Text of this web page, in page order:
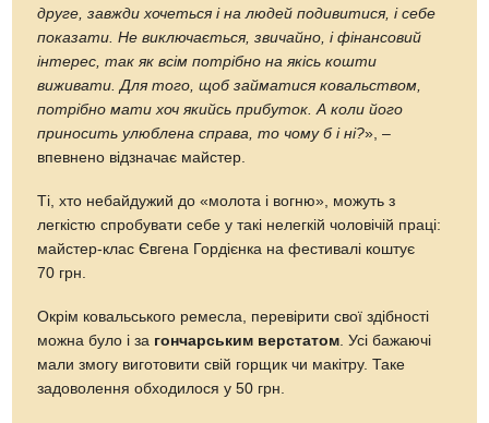
друге, завжди хочеться і на людей подивитися, і себе
показати. Не виключається, звичайно, і фінансовий
інтерес, так як всім потрібно на якісь кошти
виживати. Для того, щоб займатися ковальством,
потрібно мати хоч якийсь прибуток. А коли його
приносить улюблена справа, то чому б і ні?», –
впевнено відзначає майстер.
Ті, хто небайдужий до «молота і вогню», можуть з
легкістю спробувати себе у такі нелегкій чоловічій праці:
майстер-клас Євгена Гордієнка на фестивалі коштує
70 грн.
Окрім ковальського ремесла, перевірити свої здібності
можна було і за гончарським верстатом. Усі бажаючі
мали змогу виготовити свій горщик чи макітру. Таке
задоволення обходилося у 50 грн.